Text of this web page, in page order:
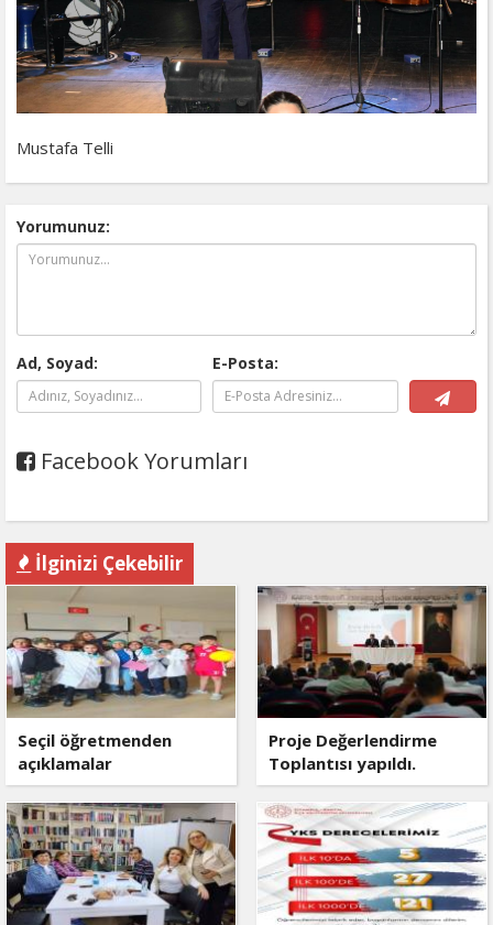
Mustafa Telli
Yorumunuz:
Ad, Soyad: E-Posta:
Facebook Yorumları
İlginizi Çekebilir
Seçil öğretmenden
açıklamalar
Proje Değerlendirme
Toplantısı yapıldı.